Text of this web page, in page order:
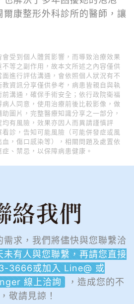
爾康整形外科診所的醫師，讓
受到個人體質影響，而導致治療效果
等之副作用，故本文所述之內容僅供
進行評估溝通，會依照個人狀況有不
資訊分享僅供參考，病患皆親自與執
溝通，確保手術安全；依行政院衛福
人同意，使用治療前後比較影像，做
圖片，完整醫療知識分享之一部分，
有風險，效果亦因人而異請謹慎評
診，告知可能風險（可能併發症或風
，傷口感染等），相關問題及處置依
、禁忌，以保障病患健康。
需求，我們將儘快與您聯繫洽
未有人與您聯繫，再請您直接
3666或加入 Line@ 或
線上洽詢
，造成您的不
敬請見諒！